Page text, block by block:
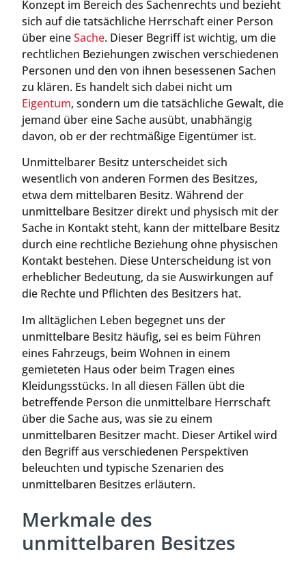
Konzept im Bereich des Sachenrechts und bezieht
sich auf die tatsächliche Herrschaft einer Person
über eineSache. Dieser Begriff ist wichtig, um die
rechtlichen Beziehungen zwischen verschiedenen
Personen und den von ihnen besessenen Sachen
zu klären. Es handelt sich dabei nicht um
Eigentum, sondern um die tatsächliche Gewalt, die
jemand über eine Sache ausübt, unabhängig
davon, ob er der rechtmäßige Eigentümer ist.
Unmittelbarer Besitz unterscheidet sich
wesentlich von anderen Formen des Besitzes,
etwa dem mittelbaren Besitz. Während der
unmittelbare Besitzer direkt und physisch mit der
Sache in Kontakt steht, kann der mittelbare Besitz
durch eine rechtliche Beziehung ohne physischen
Kontakt bestehen. Diese Unterscheidung ist von
erheblicher Bedeutung, da sie Auswirkungen auf
die Rechte und Pflichten des Besitzers hat.
Im alltäglichen Leben begegnet uns der
unmittelbare Besitz häufig, sei es beim Führen
eines Fahrzeugs, beim Wohnen in einem
gemieteten Haus oder beim Tragen eines
Kleidungsstücks. In all diesen Fällen übt die
betreffende Person die unmittelbare Herrschaft
über die Sache aus, was sie zu einem
unmittelbaren Besitzer macht. Dieser Artikel wird
den Begriff aus verschiedenen Perspektiven
beleuchten und typische Szenarien des
unmittelbaren Besitzes erläutern.
Merkmale des
unmittelbaren Besitzes